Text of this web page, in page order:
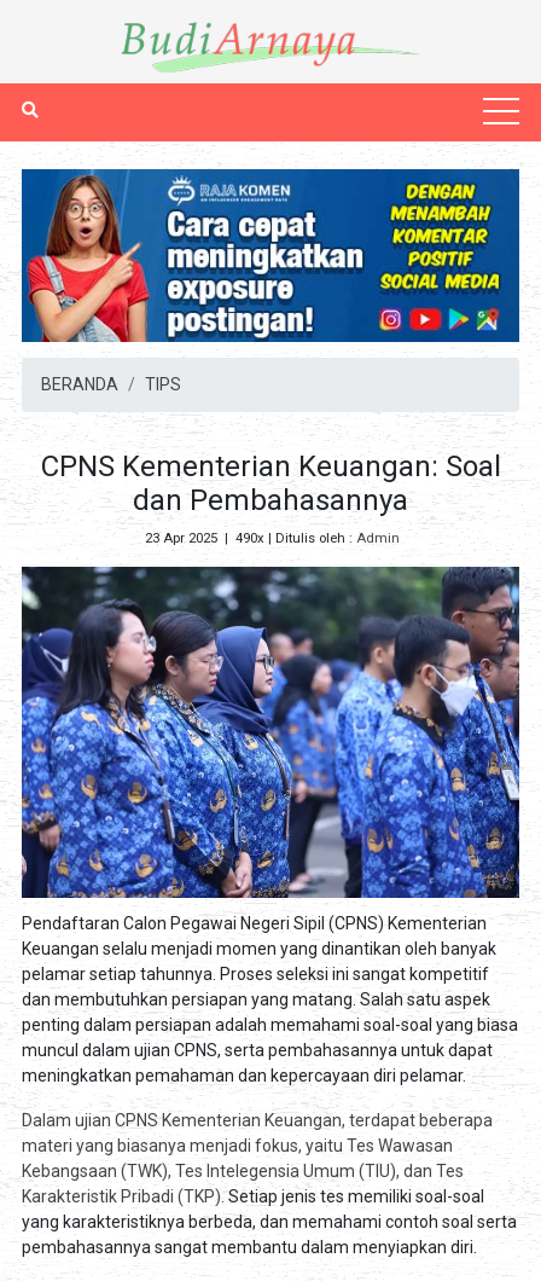
BERANDA TIPS
CPNS Kementerian Keuangan: Soal
dan Pembahasannya
23 Apr 2025| 490x | Ditulis oleh : Admin
Pendaftaran Calon Pegawai Negeri Sipil (CPNS) Kementerian
Keuangan selalu menjadi momen yang dinantikan oleh banyak
pelamar setiap tahunnya. Proses seleksi ini sangat kompetitif
dan membutuhkan persiapan yang matang. Salah satu aspek
penting dalam persiapan adalah memahami soal-soal yang biasa
muncul dalam ujian CPNS, serta pembahasannya untuk dapat
meningkatkan pemahaman dan kepercayaan diri pelamar.
Dalam ujian CPNS Kementerian Keuangan, terdapat beberapa
materi yang biasanya menjadi fokus, yaitu Tes Wawasan
Kebangsaan (TWK), Tes Intelegensia Umum (TIU), dan Tes
Karakteristik Pribadi (TKP). Setiap jenis tes memiliki soal-soal
yang karakteristiknya berbeda, dan memahami contoh soal serta
pembahasannya sangat membantu dalam menyiapkan diri.